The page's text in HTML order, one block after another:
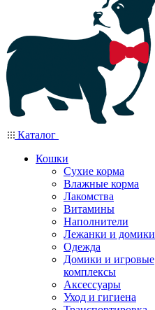
Каталог
Кошки
Сухие корма
Влажные корма
Лакомства
Витамины
Наполнители
Лежанки и домики
Одежда
Домики и игровые
комплексы
Аксессуары
Уход и гигиена